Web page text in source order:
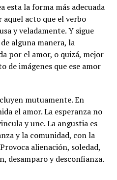
esta la forma más adecuada
aquel acto que el verbo
y veladamente. Y sigue
alguna manera, la
por el amor, o quizá, mejor
de imágenes que ese amor
mutuamente. En
el amor. La esperanza no
y une. La angustia es
y la comunidad, con la
alienación, soledad,
desamparo y desconfianza.